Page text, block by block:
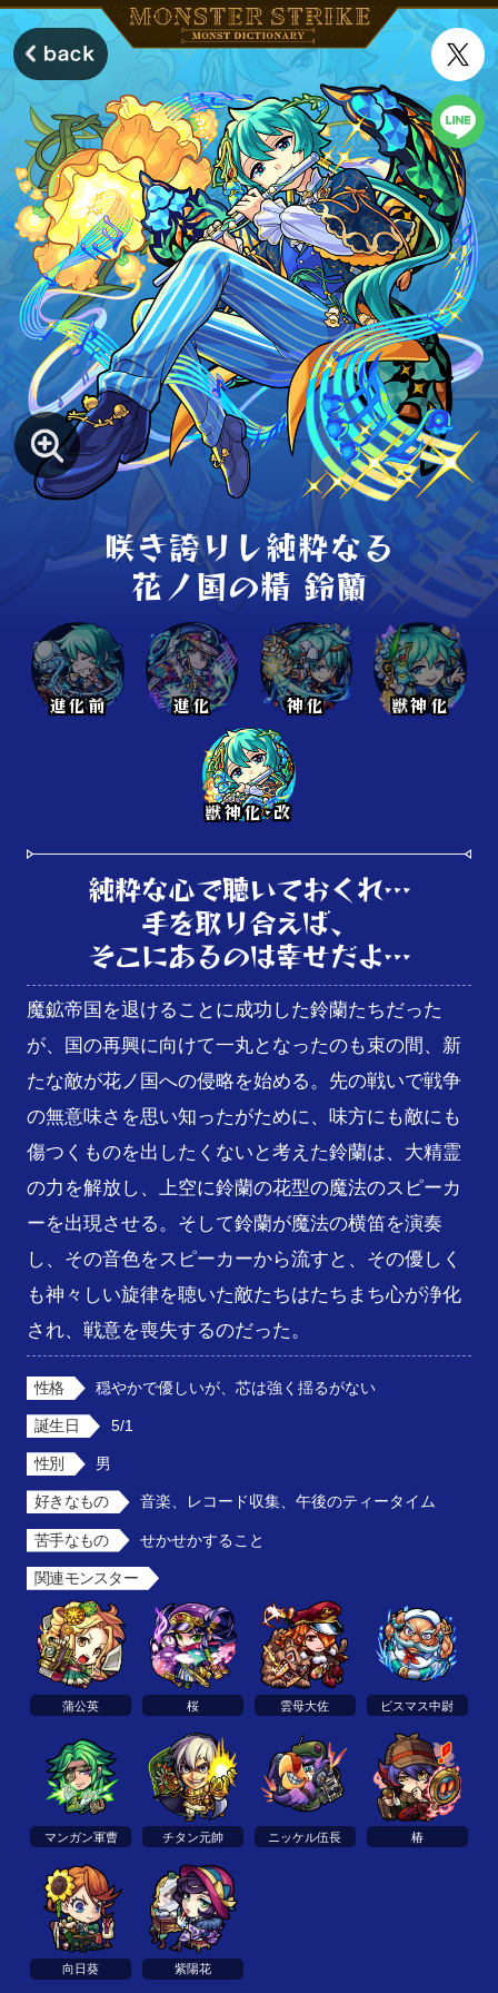
咲き誇りし純粋なる
花ノ国の精 鈴蘭
進化前 進化 神化 獣神化
獣神化･改
純粋な心で聴いておくれ…
手を取り合えば、
そこにあるのは幸せだよ…
魔鉱帝国を退けることに成功した鈴蘭たちだった
が、国の再興に向けて一丸となったのも束の間、新
たな敵が花ノ国への侵略を始める。先の戦いで戦争
の無意味さを思い知ったがために、味方にも敵にも
傷つくものを出したくないと考えた鈴蘭は、大精霊
の力を解放し、上空に鈴蘭の花型の魔法のスピーカ
ーを出現させる。そして鈴蘭が魔法の横笛を演奏
し、その音色をスピーカーから流すと、その優しく
も神々しい旋律を聴いた敵たちはたちまち心が浄化
され、戦意を喪失するのだった。
性格 穏やかで優しいが、芯は強く揺るがない
誕生日 5/1
性別 男
好きなもの 音楽、レコード収集、午後のティータイム
苦手なもの せかせかすること
関連モンスター
蒲公英 桜 雲母大佐 ビスマス中尉
マンガン軍曹 チタン元帥 ニッケル伍長 椿
向日葵 紫陽花